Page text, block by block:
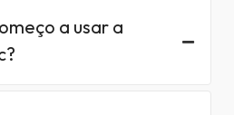
a usar a